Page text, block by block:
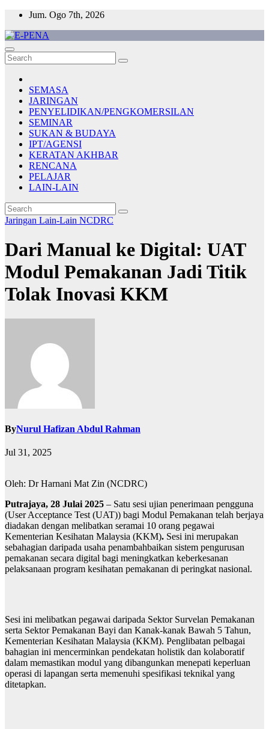
Skip
content
Jum. Ogo 7th, 2026
E-PENA
Berita Digital Terkini
SEMASA
JARINGAN
PENYELIDIKAN/PENGKOMERSILAN
SEMINAR
SUKAN & BUDAYA
IPT/AGENSI
KERATAN AKHBAR
RENCANA
PELAJAR
LAIN-LAIN
Jaringan Lain-Lain NCDRC
Dari Manual ke Digital: UAT
Modul Pemakanan Jadi Titik
Tolak Inovasi KKM
ByNurul Hafizan Abdul Rahman
Jul 31, 2025
Oleh: Dr Harnani Mat Zin (NCDRC)
Putrajaya, 28 Julai 2025 – Satu sesi ujian penerimaan pengguna
(User Acceptance Test (UAT)) bagi Modul Pemakanan telah berjaya
diadakan dengan melibatkan seramai 10 orang pegawai
Kementerian Kesihatan Malaysia (KKM). Sesi ini merupakan
sebahagian daripada usaha penambahbaikan sistem pengurusan
pemakanan secara digital bagi meningkatkan keberkesanan
pelaksanaan program kesihatan pemakanan di peringkat nasional.
Sesi ini melibatkan pegawai daripada Sektor Survelan Pemakanan
serta Sektor Pemakanan Bayi dan Kanak-kanak Bawah 5 Tahun,
Kementerian Kesihatan Malaysia (KKM). Penglibatan pelbagai
bahagian ini mencerminkan pendekatan holistik dan kolaboratif
dalam memastikan modul yang dibangunkan menepati keperluan
operasi di lapangan serta memenuhi spesifikasi teknikal yang
ditetapkan.